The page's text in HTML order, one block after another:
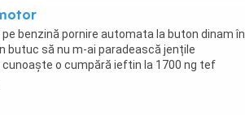
benzină pornire automata la buton dinam în
butuc să nu m-ai paradească jențile
cunoaște o cumpără ieftin la 1700 ng tef